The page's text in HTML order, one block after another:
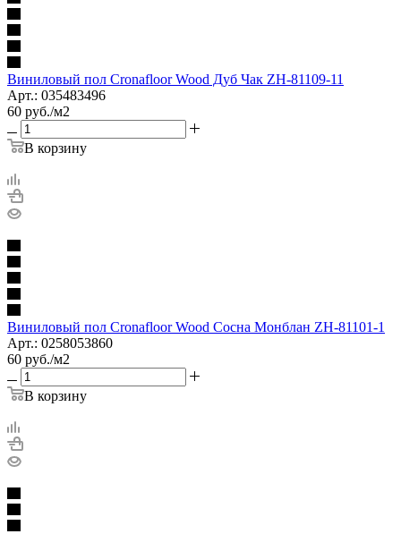
Виниловый пол Cronafloor Wood Дуб Чак ZH-81109-11
Арт.: 035483496
60 руб./м2
В корзину
Виниловый пол Cronafloor Wood Сосна Монблан ZH-81101-1
Арт.: 0258053860
60 руб./м2
В корзину